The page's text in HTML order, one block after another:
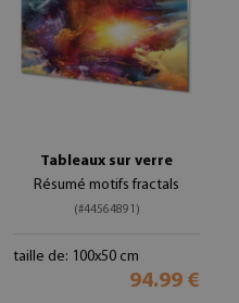
Tableaux sur verre
Résumé motifs fractals
(#44564891)
taille de: 100x50 cm
94.99 €